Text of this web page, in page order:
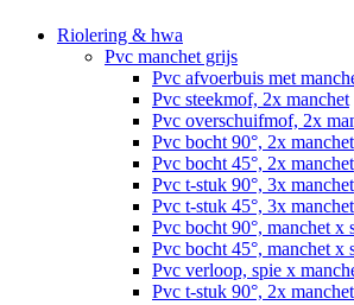
Riolering & hwa
Pvc manchet grijs
Pvc afvoerbuis met
Pvc steekmof, 2x manchet
Pvc overschuifmof, 2x
Pvc bocht 90°, 2x manchet
Pvc bocht 45°, 2x manchet
Pvc t-stuk 90°, 3x manchet
Pvc t-stuk 45°, 3x manchet
Pvc bocht 90°, manchet x
Pvc bocht 45°, manchet x
Pvc verloop, spie x
Pvc t-stuk 90°, 2x